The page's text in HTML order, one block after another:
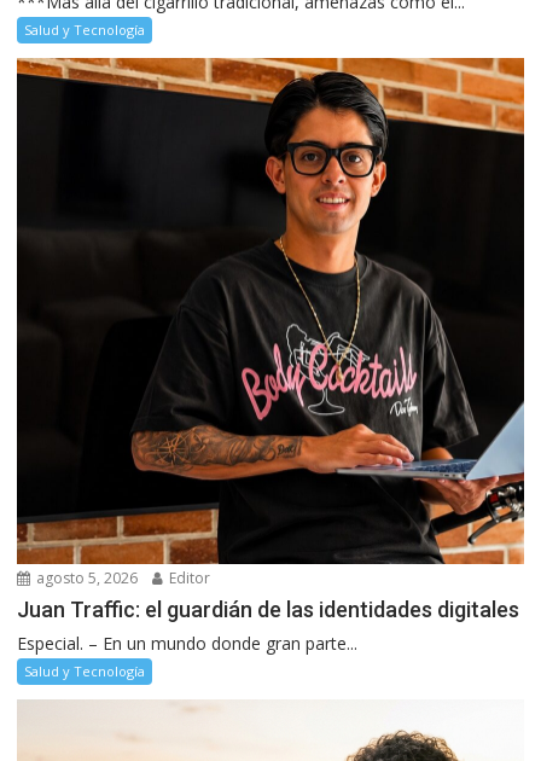
Salud y Tecnología
agosto 5, 2026 Editor
Juan Traffic: el guardián de las identidades digitales
Especial. – En un mundo donde gran parte...
Salud y Tecnología